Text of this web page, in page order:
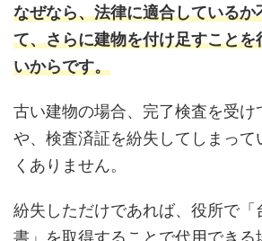
なぜなら、法律に適合しているか
て、さらに建物を付け足すことを
いからです。
古い建物の場合、完了検査を受け
や、検査済証を紛失してしまって
くありません。
紛失しただけであれば、役所で「
書」を取得することで代用できる